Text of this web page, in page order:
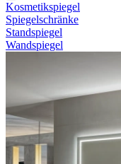
Kosmetikspiegel
Spiegelschränke
Standspiegel
Wandspiegel